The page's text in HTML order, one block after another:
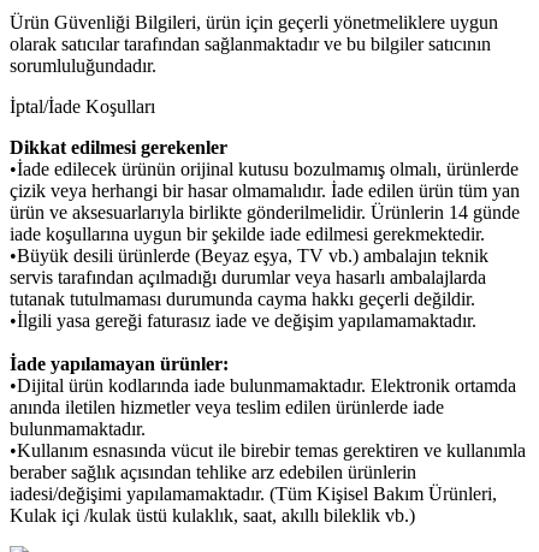
Ürün Güvenliği Bilgileri, ürün için geçerli yönetmeliklere uygun
olarak satıcılar tarafından sağlanmaktadır ve bu bilgiler satıcının
sorumluluğundadır.
İptal/İade Koşulları
Dikkat edilmesi gerekenler
•İade edilecek ürünün orijinal kutusu bozulmamış olmalı, ürünlerde
çizik veya herhangi bir hasar olmamalıdır. İade edilen ürün tüm yan
ürün ve aksesuarlarıyla birlikte gönderilmelidir. Ürünlerin 14 günde
iade koşullarına uygun bir şekilde iade edilmesi gerekmektedir.
•Büyük desili ürünlerde (Beyaz eşya, TV vb.) ambalajın teknik
servis tarafından açılmadığı durumlar veya hasarlı ambalajlarda
tutanak tutulmaması durumunda cayma hakkı geçerli değildir.
•İlgili yasa gereği faturasız iade ve değişim yapılamamaktadır.
İade yapılamayan ürünler:
•Dijital ürün kodlarında iade bulunmamaktadır. Elektronik ortamda
anında iletilen hizmetler veya teslim edilen ürünlerde iade
bulunmamaktadır.
•Kullanım esnasında vücut ile birebir temas gerektiren ve kullanımla
beraber sağlık açısından tehlike arz edebilen ürünlerin
iadesi/değişimi yapılamamaktadır. (Tüm Kişisel Bakım Ürünleri,
Kulak içi /kulak üstü kulaklık, saat, akıllı bileklik vb.)